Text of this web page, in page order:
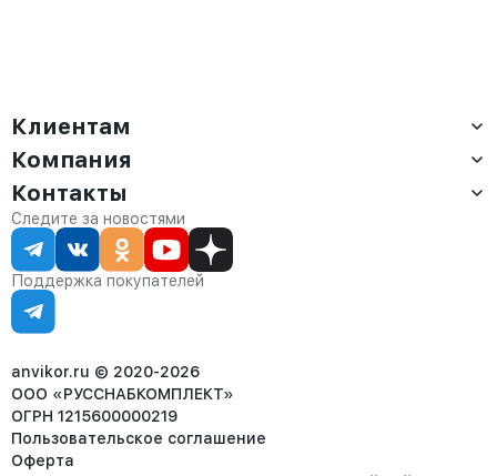
Клиентам
Доставка
Оплата
Сервис
Статус заказа
Статьи
Компания
О компании
Контакты
Партнёрам
Контакты
Отдел продаж:
8 (800) 234-22-62
corp@anvikor.ru
Ежедневно, с 7:00-19:00 (МСК)
Отдел рекламации:
8 (953) 455-25-61
Следите за новостями
Поддержка покупателей
anvikor.ru © 2020-2026
ООО «РУССНАБКОМПЛЕКТ»
ОГРН 1215600000219
Пользовательское соглашение
Оферта